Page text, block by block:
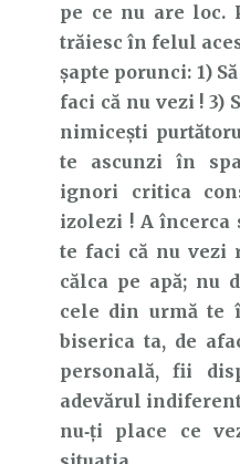
pe ce nu are loc.
trăiesc în felul
șapte porunci: 1)
faci că nu vezi ! 3)
nimicești
te ascunzi în
ignori critica
izolezi ! A încerca
te faci că nu vezi
călca pe apă; nu
cele din urmă te
biserica ta, de
personală, fii
adevărul indiferent
nu‑ți place ce